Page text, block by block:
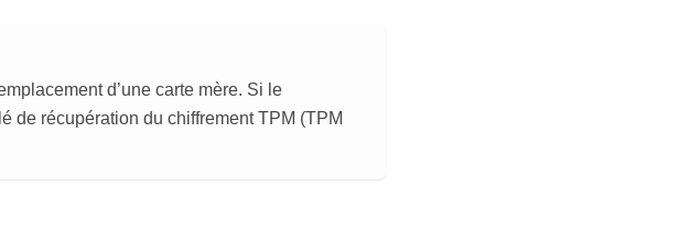
d’une carte mère. Si le
de récupération du chiffrement TPM (TPM